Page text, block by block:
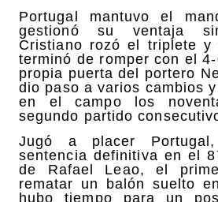
Portugal mantuvo el
gestionó su ventaja
Cristiano rozó el triplete y
terminó de romper con el
propia puerta del portero
dio paso a varios cambios
en el campo los
segundo partido
Jugó a placer
sentencia definitiva en el
de Rafael Leao, el
rematar un balón suelto
hubo tiempo para un